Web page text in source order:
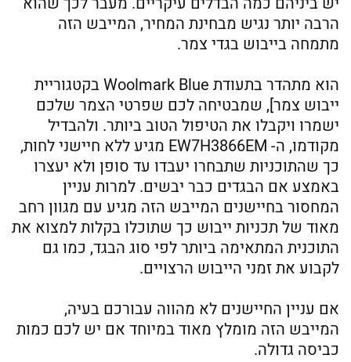
הרבה יותר נגיש מבחינת המחיר, המייבש הזה
מתמחה בייבוש בגדי צמר.
הוא מתהדר בתעודת Woolmark Blue בקטגוריית
ייבוש צמר], שמבטיחה לכם שפרטי הצמר שלכם
ישמרו ויקבלו את הטיפול הטוב ביותר. ולהבדיל
מקודמו, ה- EW7H3866EM מגיע ללא חיישני לחות,
כך שהתוכניות שתבחרו יעבדו עד סופן ולא יעצרו
באמצע אם הבגדים כבר יבשים. למרות עניין
המחסור בחיישנים המייבש הזה מגיע עם מגוון רחב
מאוד של תכניות ייבוש כך שתוכלו בקלות למצוא את
התוכנית המתאימה ביותר לפי סוג הבגד, כמו גם
לקבוע את זמני הייבוש הרצויים.
אם עניין החיישנים לא מהווה עבורכם בעיה,
המייבש הזה מומלץ מאוד במיוחד אם יש לכם כמות
כביסה גדולה.